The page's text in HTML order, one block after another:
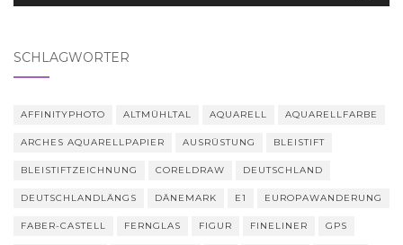
SCHLAGWÖRTER
AFFINITYPHOTO ALTMÜHLTAL AQUARELL AQUARELLFARBE
ARCHES AQUARELLPAPIER AUSRÜSTUNG BLEISTIFT
BLEISTIFTZEICHNUNG CORELDRAW DEUTSCHLAND
DEUTSCHLANDLÄNGS DÄNEMARK E1 EUROPAWANDERUNG
FABER-CASTELL FERNGLAS FIGUR FINELINER GPS